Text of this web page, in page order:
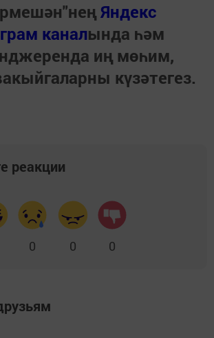
Яндекс
каналында һәм
иң мөһим,
күзәтегез.
реакции
0 0 0